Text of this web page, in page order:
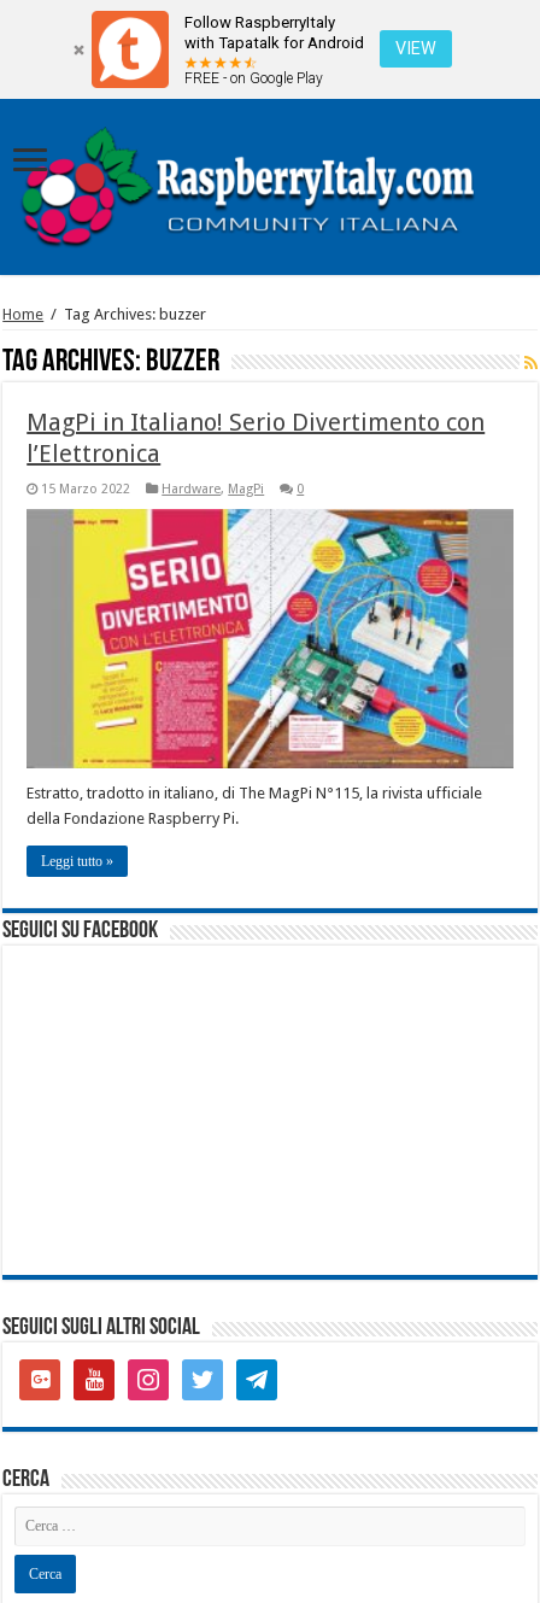
Follow RaspberryItaly
with Tapatalk for Android
FREE - on Google Play
VIEW
Home / Tag Archives: buzzer
Tag Archives: buzzer
MagPi in Italiano! Serio Divertimento con
l’Elettronica
15 Marzo 2022 Hardware, MagPi 0
Estratto, tradotto in italiano, di The MagPi N°115, la rivista ufficiale
della Fondazione Raspberry Pi.
Leggi tutto »
seguici su facebook
SEGUICI SUGLI ALTRI SOCIAL
google-
plus-
youtubeinstagramtwitter telegram
cerca